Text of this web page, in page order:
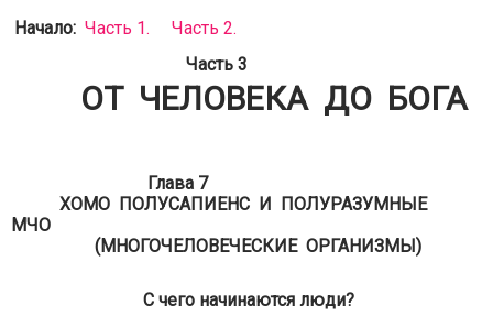
Начало: Часть 1.
Часть 2.
Часть 3
ОТ ЧЕЛОВЕКА ДО БОГА
Глава 7
ХОМО ПОЛУСАПИЕНС И ПОЛУРАЗУМНЫЕ
МЧО
(МНОГОЧЕЛОВЕЧЕСКИЕ ОРГАНИЗМЫ)
С чего начинаются люди?